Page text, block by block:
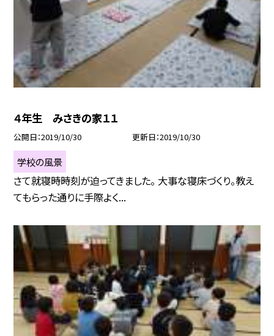
４年生 みさきの家１１
公開日 2019/10/30 更新日 2019/10/30
学校の風景
さて就寝時時刻が迫ってきました。 大事な寝床づくり。教え
てもらった通りに手際よく...